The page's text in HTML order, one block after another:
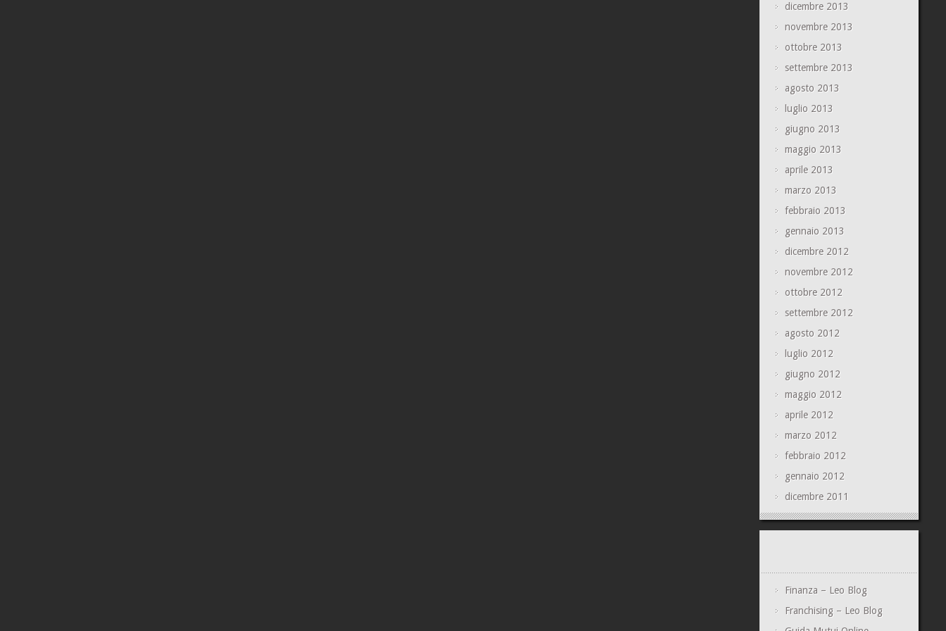
dicembre 2013
novembre 2013
ottobre 2013
settembre 2013
agosto 2013
luglio 2013
giugno 2013
maggio 2013
aprile 2013
marzo 2013
febbraio 2013
gennaio 2013
dicembre 2012
novembre 2012
ottobre 2012
settembre 2012
agosto 2012
luglio 2012
giugno 2012
maggio 2012
aprile 2012
marzo 2012
febbraio 2012
gennaio 2012
dicembre 2011
Finanza – Leo Blog
Franchising – Leo Blog